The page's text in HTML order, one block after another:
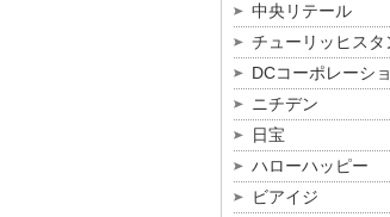
中央リテール
チューリッヒスタ
DCコーポレーシ
ニチデン
日宝
ハローハッピー
ビアイジ